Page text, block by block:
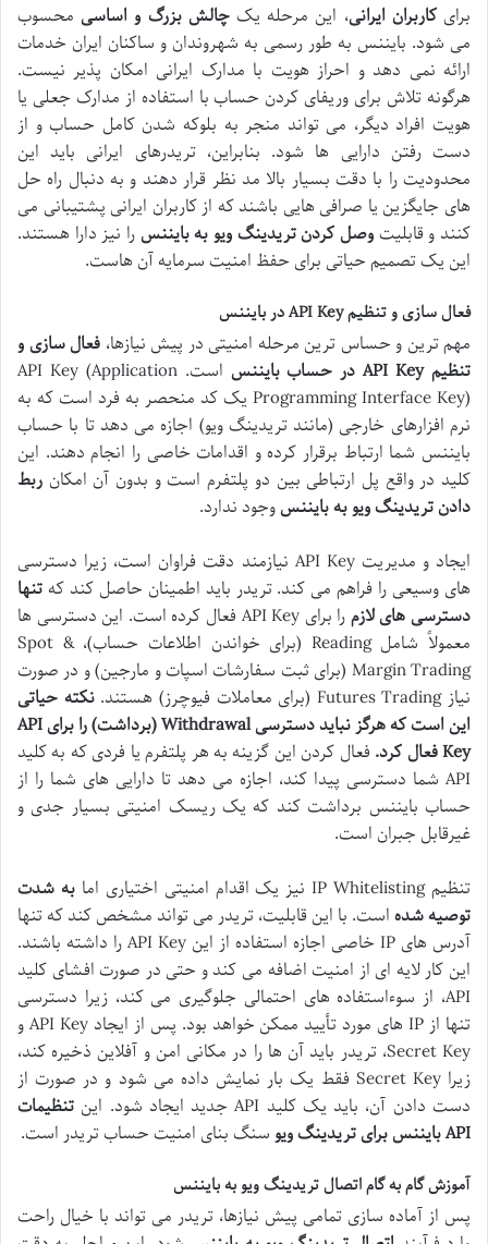
برایکاربران ایرانی، این مرحله یکچالش بزرگ و اساسیمحسوب
می شود. بایننس به طور رسمی به شهروندان و ساکنان ایران خدمات
ارائه نمی دهد و احراز هویت با مدارک ایرانی امکان پذیر نیست.
هرگونه تلاش برای وریفای کردن حساب با استفاده از مدارک جعلی یا
هویت افراد دیگر، می تواند منجر به بلوکه شدن کامل حساب و از
دست رفتن دارایی ها شود. بنابراین، تریدرهای ایرانی باید این
محدودیت را با دقت بسیار بالا مد نظر قرار دهند و به دنبال راه حل
های جایگزین یا صرافی هایی باشند که از کاربران ایرانی پشتیبانی می
کنند و قابلیتوصل کردن تریدینگ ویو به بایننسرا نیز دارا هستند.
این یک تصمیم حیاتی برای حفظ امنیت سرمایه آن هاست.
فعال سازی و تنظیم API Key در بایننس
مهم ترین و حساس ترین مرحله امنیتی در پیش نیازها، فعال سازی و
تنظیم API Key در حساب بایننس
است. API Key (Application
Programming Interface Key) یک کد منحصر به فرد است که به
نرم افزارهای خارجی (مانند تریدینگ ویو) اجازه می دهد تا با حساب
بایننس شما ارتباط برقرار کرده و اقدامات خاصی را انجام دهند. این
کلید در واقع پل ارتباطی بین دو پلتفرم است و بدون آن امکان ربط
دادن تریدینگ ویو به بایننسوجود ندارد.
ایجاد و مدیریت API Key نیازمند دقت فراوان است، زیرا دسترسی
های وسیعی را فراهم می کند. تریدر باید اطمینان حاصل کند کهتنها
دسترسی های لازم
را برای API Key فعال کرده است. این دسترسی ها
معمولاً شامل Reading (برای خواندن اطلاعات حساب)، Spot &
Margin Trading (برای ثبت سفارشات اسپات و مارجین) و در صورت
نیاز Futures Trading (برای معاملات فیوچرز) هستند.
نکته حیاتی
این است که هرگز نباید دسترسی Withdrawal (برداشت) را برای API
Key فعال کرد.
فعال کردن این گزینه به هر پلتفرم یا فردی که به کلید
API شما دسترسی پیدا کند، اجازه می دهد تا دارایی های شما را از
حساب بایننس برداشت کند که یک ریسک امنیتی بسیار جدی و
غیرقابل جبران است.
تنظیم IP Whitelisting نیز یک اقدام امنیتی اختیاری اما
به شدت
توصیه شدهاست. با این قابلیت، تریدر می تواند مشخص کند که تنها
آدرس های IP خاصی اجازه استفاده از این API Key را داشته باشند.
این کار لایه ای از امنیت اضافه می کند و حتی در صورت افشای کلید
API، از سوءاستفاده های احتمالی جلوگیری می کند، زیرا دسترسی
تنها از IP های مورد تأیید ممکن خواهد بود. پس از ایجاد API Key و
Secret Key، تریدر باید آن ها را در مکانی امن و آفلاین ذخیره کند،
زیرا Secret Key فقط یک بار نمایش داده می شود و در صورت از
دست دادن آن، باید یک کلید API جدید ایجاد شود. این
تنظیمات
API بایننس برای تریدینگ ویو
سنگ بنای امنیت حساب تریدر است.
آموزش گام به گام اتصال تریدینگ ویو به بایننس
پس از آماده سازی تمامی پیش نیازها، تریدر می تواند با خیال راحت